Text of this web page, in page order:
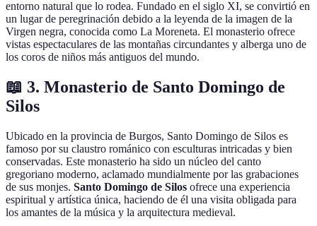
entorno natural que lo rodea. Fundado en el siglo XI, se convirtió en
un lugar de peregrinación debido a la leyenda de la imagen de la
Virgen negra, conocida como La Moreneta. El monasterio ofrece
vistas espectaculares de las montañas circundantes y alberga uno de
los coros de niños más antiguos del mundo.
📖 3. Monasterio de Santo Domingo de
Silos
Ubicado en la provincia de Burgos, Santo Domingo de Silos es
famoso por su claustro románico con esculturas intricadas y bien
conservadas. Este monasterio ha sido un núcleo del canto
gregoriano moderno, aclamado mundialmente por las grabaciones
de sus monjes. Santo Domingo de Silos ofrece una experiencia
espiritual y artística única, haciendo de él una visita obligada para
los amantes de la música y la arquitectura medieval.